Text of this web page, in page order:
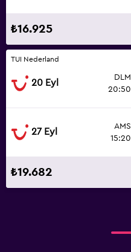
₺16.925
TUI Nederland
20 Eyl
DLM
20:50
27 Eyl
AMS
15:20
₺19.682